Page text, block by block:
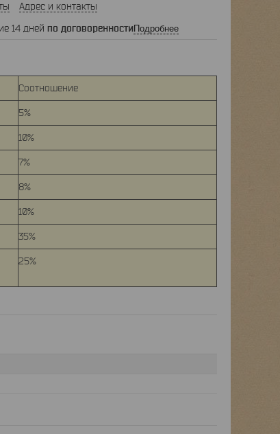
Адрес и контакты
14 дней по договоренностиПодробнее
Соотношение
5%
10%
7%
8%
10%
35%
25%